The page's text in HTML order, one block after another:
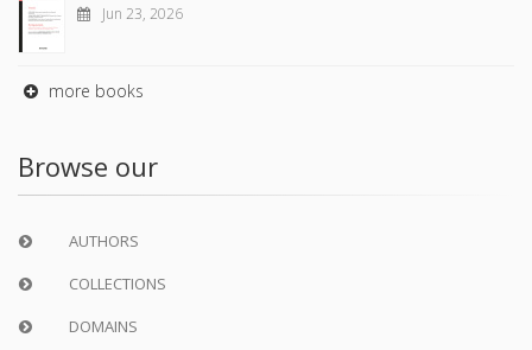
Jun 23, 2026
more books
Browse our
AUTHORS
COLLECTIONS
DOMAINS